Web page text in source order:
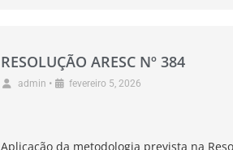
RESOLUÇÃO ARESC Nº 384
admin • fevereiro 5, 2026
Aplicação da metodologia prevista na